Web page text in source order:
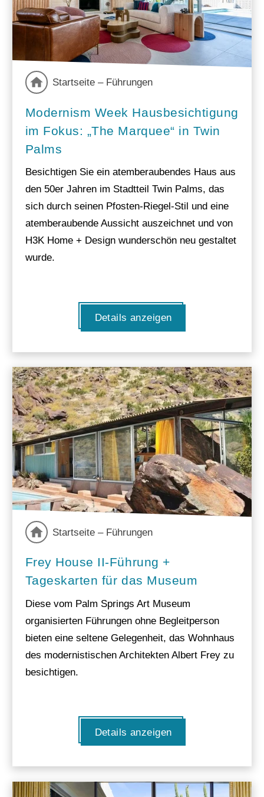
Startseite – Führungen
Modernism Week Hausbesichtigung
im Fokus: „The Marquee“ in Twin
Palms
Besichtigen Sie ein atemberaubendes Haus aus
den 50er Jahren im Stadtteil Twin Palms, das
sich durch seinen Pfosten-Riegel-Stil und eine
atemberaubende Aussicht auszeichnet und von
H3K Home + Design wunderschön neu gestaltet
wurde.
Details anzeigen
Startseite – Führungen
Frey House II-Führung +
Tageskarten für das Museum
Diese vom Palm Springs Art Museum
organisierten Führungen ohne Begleitperson
bieten eine seltene Gelegenheit, das Wohnhaus
des modernistischen Architekten Albert Frey zu
besichtigen.
Details anzeigen